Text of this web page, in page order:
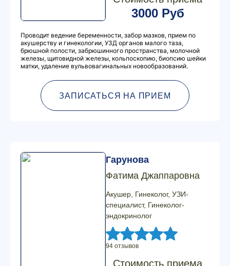
3000 Руб
Проводит ведение беременности, забор мазков, прием по
акушерству и гинекологии, УЗД органов малого таза,
брюшной полости, забрюшинного пространства, молочной
железы, щитовидной железы, кольпоскопию, биопсию шейки
матки, удаление вульвовагинальных новообразований.
ЗАПИСАТЬСЯ НА ПРИЕМ
Гарунова
Фатима Джаппаровна
Акушер, Гинеколог, УЗИ-
специалист, Гинеколог-
эндокринолог
94 отзывов
Стоимость приема